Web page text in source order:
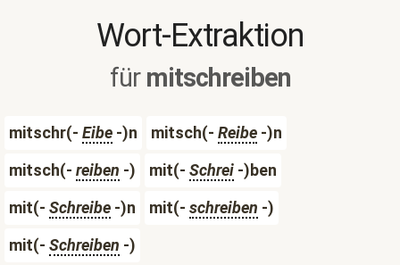
Wort-Extraktion
für mitschreiben
mitschr(- Eibe -)n mitsch(- Reibe -)n
mitsch(- reiben -) mit(- Schrei -)ben
mit(- Schreibe -)n mit(- schreiben -)
mit(- Schreiben -)